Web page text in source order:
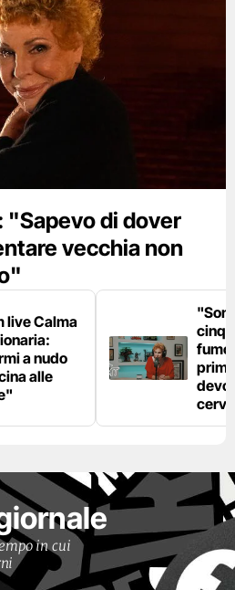
"Sapevo di dover
vecchia non
live Calma
a nudo
alle
fumo
devo
in cui